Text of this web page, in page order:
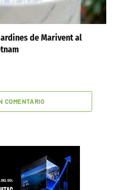
de Marivent al
COMENTARIO